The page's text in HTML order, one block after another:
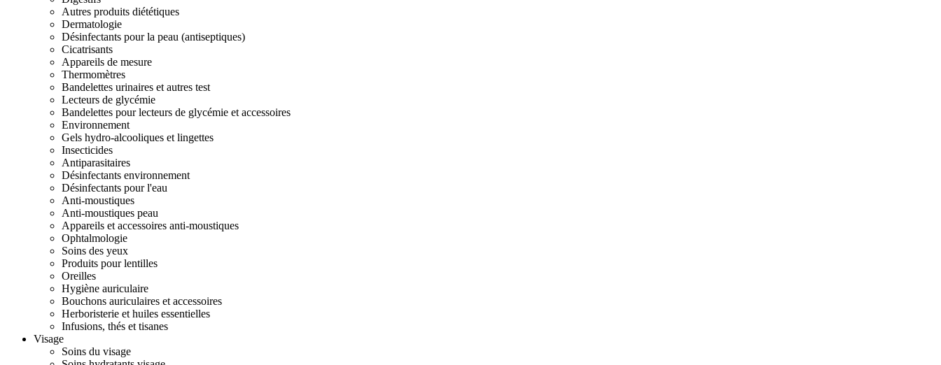
Autres produits diététiques
Dermatologie
Désinfectants pour la peau (antiseptiques)
Cicatrisants
Appareils de mesure
Thermomètres
Bandelettes urinaires et autres test
Lecteurs de glycémie
Bandelettes pour lecteurs de glycémie et accessoires
Environnement
Gels hydro-alcooliques et lingettes
Insecticides
Antiparasitaires
Désinfectants environnement
Désinfectants pour l'eau
Anti-moustiques
Anti-moustiques peau
Appareils et accessoires anti-moustiques
Ophtalmologie
Soins des yeux
Produits pour lentilles
Oreilles
Hygiène auriculaire
Bouchons auriculaires et accessoires
Herboristerie et huiles essentielles
Infusions, thés et tisanes
Visage
Soins du visage